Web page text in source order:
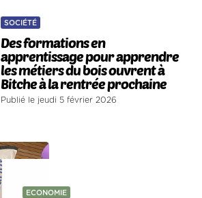
SOCIÉTÉ
Des formations en
apprentissage pour apprendre
les métiers du bois ouvrent à
Bitche à la rentrée prochaine
Publié le jeudi 5 février 2026
ECONOMIE